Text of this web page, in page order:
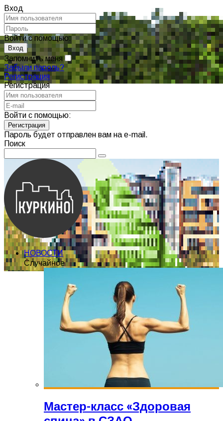
Вход
Войти с помощью:
Запомнить меня
Забыли пароль?
Регистрация
Регистрация
Войти с помощью:
Пароль будет отправлен вам на e-mail.
Поиск
НОВОСТИ
Случайное
Мастер-класс «Здоровая